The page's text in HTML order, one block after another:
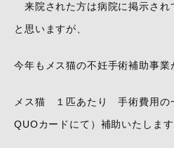
来院された方は病院に掲示され
と思いますが、
今年もメス猫の不妊手術補助事業
メス猫 １匹あたり 手術費用の
QUOカードにて）補助いたします